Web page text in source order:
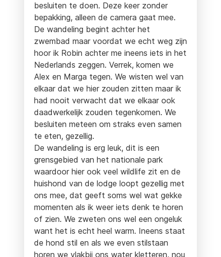
besluiten te doen. Deze keer zonder
bepakking, alleen de camera gaat mee.
De wandeling begint achter het
zwembad maar voordat we echt weg zijn
hoor ik Robin achter me ineens iets in het
Nederlands zeggen. Verrek, komen we
Alex en Marga tegen. We wisten wel van
elkaar dat we hier zouden zitten maar ik
had nooit verwacht dat we elkaar ook
daadwerkelijk zouden tegenkomen. We
besluiten meteen om straks even samen
te eten, gezellig.
De wandeling is erg leuk, dit is een
grensgebied van het nationale park
waardoor hier ook veel wildlife zit en de
huishond van de lodge loopt gezellig met
ons mee, dat geeft soms wel wat gekke
momenten als ik weer iets denk te horen
of zien. We zweten ons wel een ongeluk
want het is echt heel warm. Ineens staat
de hond stil en als we even stilstaan
horen we vlakbij ons water kletteren, nou